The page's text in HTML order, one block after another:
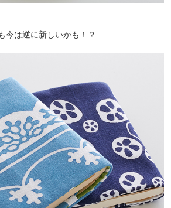
今は逆に新しいかも！？